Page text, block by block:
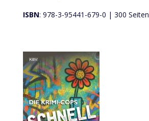
ISBN: 978-3-95441-679-0 | 300 Seiten